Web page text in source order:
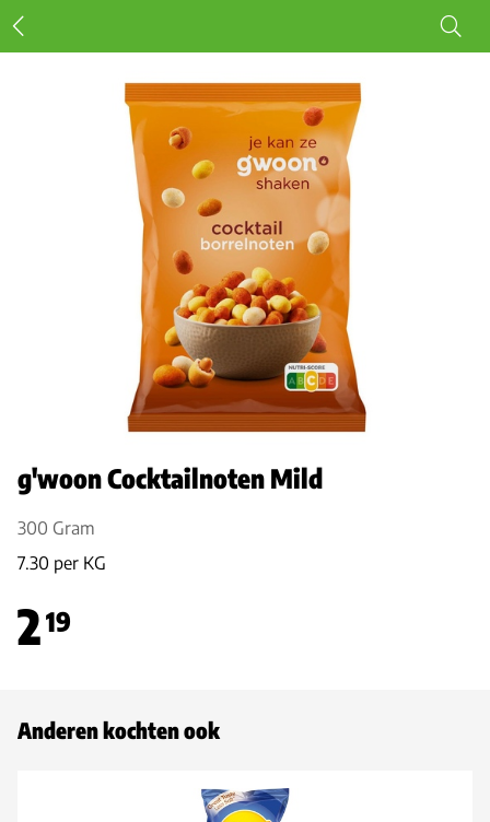
g'woon Cocktailnoten Mild
300 Gram
7.30 per KG
219
Anderen kochten ook